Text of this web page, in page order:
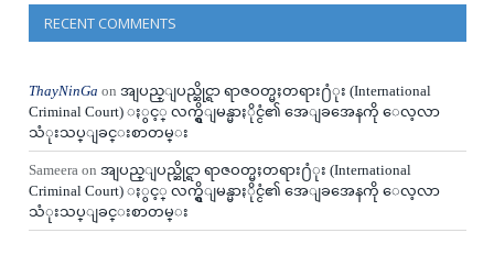
RECENT COMMENTS
ThayNinGa on အျပည္ျပည္ဆိုင္ရာ ရာဇဝတ္မႈတရား႐ံုး (International
Criminal Court) ႏွင့္ လက္ရွိျမန္မာႏိုင္ငံ၏ အေျခအေနကို ေလ့လာ
သံုးသပ္ျခင္းစာတမ္း
Sameera on အျပည္ျပည္ဆိုင္ရာ ရာဇဝတ္မႈတရား႐ံုး (International
Criminal Court) ႏွင့္ လက္ရွိျမန္မာႏိုင္ငံ၏ အေျခအေနကို ေလ့လာ
သံုးသပ္ျခင္းစာတမ္း